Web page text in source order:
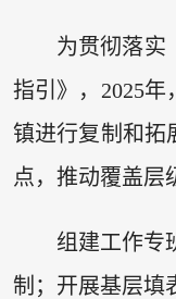
为贯彻落实
指引》，2025年
镇进行复制和拓
点，推动覆盖层
组建工作专
制；开展基层填